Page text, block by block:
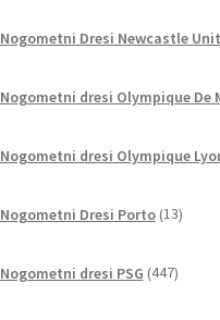
Nogometni Dresi Newcastle
Nogometni dresi Olympique De
Nogometni dresi Olympique
Nogometni Dresi Porto 13
Nogometni dresi PSG 447izdelkov